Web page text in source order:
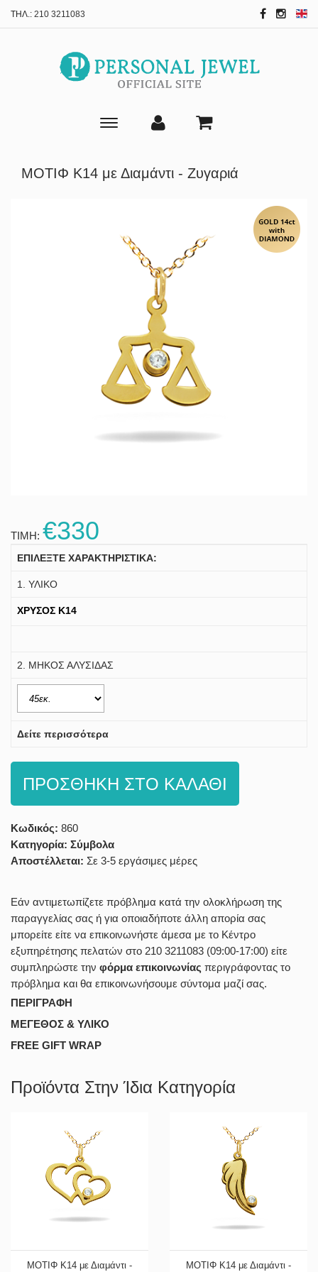
ΤΗΛ.: 210 3211083
Toggle
ΜΟΤΙΦ Κ14 με Διαμάντι - Ζυγαριά
ΤΙΜΗ: €330
ΕΠΙΛΕΞΤΕ ΧΑΡΑΚΤΗΡΙΣΤΙΚΑ:
1. ΥΛΙΚΟ
ΧΡΥΣΟΣ K14
2. ΜΗΚΟΣ ΑΛΥΣΙΔΑΣ
Δείτε περισσότερα
ΠΡΟΣΘΗΚΗ ΣΤΟ ΚΑΛΑΘΙ
Κωδικός: 860
Κατηγορία: Σύμβολα
Αποστέλλεται: Σε 3-5 εργάσιμες μέρες
Εάν αντιμετωπίζετε πρόβλημα κατά την ολοκλήρωση της
παραγγελίας σας ή για οποιαδήποτε άλλη απορία σας
μπορείτε είτε να επικοινωνήστε άμεσα με το Κέντρο
εξυπηρέτησης πελατών στο 210 3211083 (09:00-17:00) είτε
συμπληρώστε την φόρμα επικοινωνίας περιγράφοντας το
πρόβλημα και θα επικοινωνήσουμε σύντομα μαζί σας.
ΠΕΡΙΓΡΑΦΗ
ΜΕΓΕΘΟΣ & ΥΛΙΚΟ
FREE GIFT WRAP
Προϊόντα Στην Ίδια Κατηγορία
ΜΟΤΙΦ Κ14 με Διαμάντι -
ΜΟΤΙΦ Κ14 με Διαμάντι -